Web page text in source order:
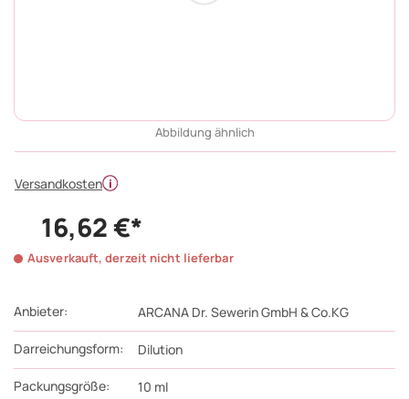
Abbildung ähnlich
Versandkosten
Anbieter: ARCANA Dr. Sewerin GmbH & Co.KG
Darreichungsform: Dilution
Packungsgröße: 10 ml
16,62 €*
Ausverkauft, derzeit nicht lieferbar